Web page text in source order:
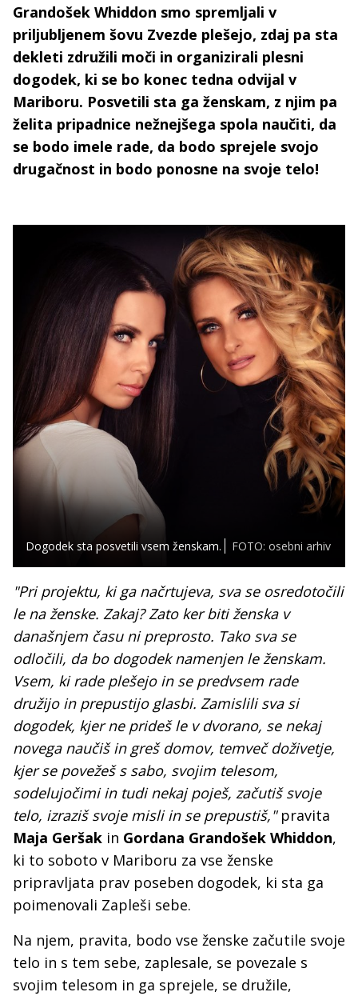
Grandošek Whiddon smo spremljali v
priljubljenem šovu Zvezde plešejo, zdaj pa sta
dekleti združili moči in organizirali plesni
dogodek, ki se bo konec tedna odvijal v
Mariboru. Posvetili sta ga ženskam, z njim pa
želita pripadnice nežnejšega spola naučiti, da
se bodo imele rade, da bodo sprejele svojo
drugačnost in bodo ponosne na svoje telo!
Dogodek sta posvetili vsem ženskam. FOTO: osebni arhiv
"Pri projektu, ki ga načrtujeva, sva se osredotočili
le na ženske. Zakaj? Zato ker biti ženska v
današnjem času ni preprosto. Tako sva se
odločili, da bo dogodek namenjen le ženskam.
Vsem, ki rade plešejo in se predvsem rade
družijo in prepustijo glasbi. Zamislili sva si
dogodek, kjer ne prideš le v dvorano, se nekaj
novega naučiš in greš domov, temveč doživetje,
kjer se povežeš s sabo, svojim telesom,
sodelujočimi in tudi nekaj poješ, začutiš svoje
telo, izraziš svoje misli in se prepustiš,"pravita
Maja Geršak in Gordana Grandošek Whiddon,
ki to soboto v Mariboru za vse ženske
pripravljata prav poseben dogodek, ki sta ga
poimenovali Zapleši sebe.
Na njem, pravita, bodo vse ženske začutile svoje
telo in s tem sebe, zaplesale, se povezale s
svojim telesom in ga sprejele, se družile,